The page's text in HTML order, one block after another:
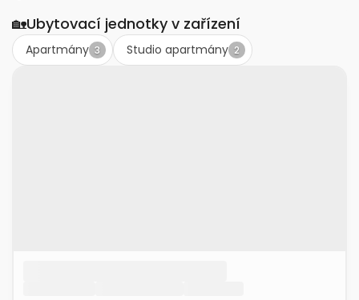
🏡Ubytovací jednotky v zařízení
Apartmány 3 Studio apartmány 2